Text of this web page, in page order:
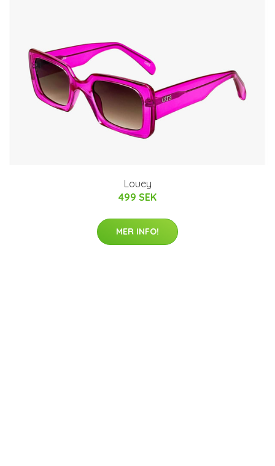
Louey
499 SEK
MER INFO!